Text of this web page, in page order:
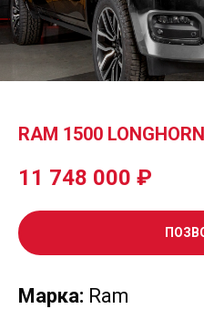
RAM 1500
11 748 000 ₽
Марка: Ram